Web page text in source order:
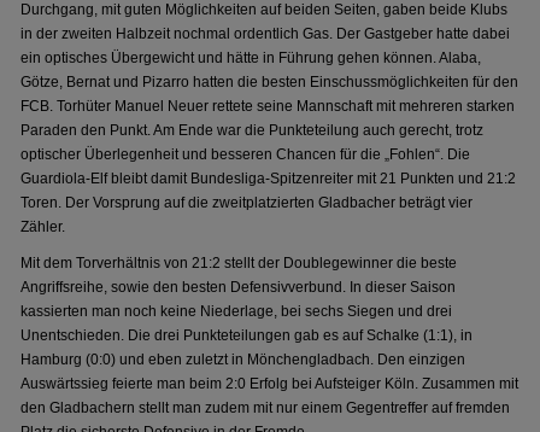
Durchgang, mit guten Möglichkeiten auf beiden Seiten, gaben beide Klubs
in der zweiten Halbzeit nochmal ordentlich Gas. Der Gastgeber hatte dabei
ein optisches Übergewicht und hätte in Führung gehen können. Alaba,
Götze, Bernat und Pizarro hatten die besten Einschussmöglichkeiten für den
FCB. Torhüter Manuel Neuer rettete seine Mannschaft mit mehreren starken
Paraden den Punkt. Am Ende war die Punkteteilung auch gerecht, trotz
optischer Überlegenheit und besseren Chancen für die „Fohlen“. Die
Guardiola-Elf bleibt damit Bundesliga-Spitzenreiter mit 21 Punkten und 21:2
Toren. Der Vorsprung auf die zweitplatzierten Gladbacher beträgt vier
Zähler.
Mit dem Torverhältnis von 21:2 stellt der Doublegewinner die beste
Angriffsreihe, sowie den besten Defensivverbund. In dieser Saison
kassierten man noch keine Niederlage, bei sechs Siegen und drei
Unentschieden. Die drei Punkteteilungen gab es auf Schalke (1:1), in
Hamburg (0:0) und eben zuletzt in Mönchengladbach. Den einzigen
Auswärtssieg feierte man beim 2:0 Erfolg bei Aufsteiger Köln. Zusammen mit
den Gladbachern stellt man zudem mit nur einem Gegentreffer auf fremden